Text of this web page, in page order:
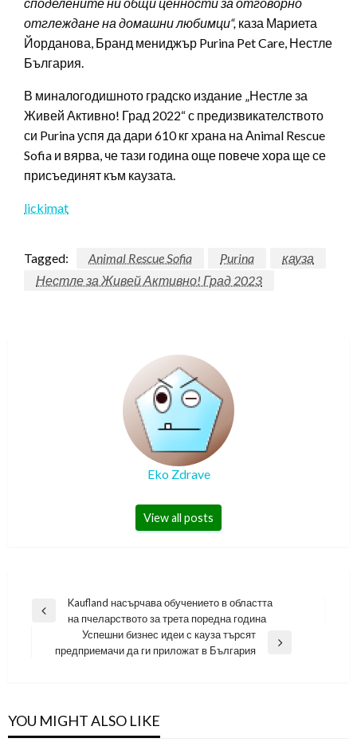
отглеждане на домашни любимци“, каза Мариета
Йорданова, Бранд мениджър Purina Pet Care, Нестле
България.
В миналогодишното градско издание „Нестле за
Живей Активно! Град 2022“ с предизвикателството
си Purina успя да дари 610 кг храна на Аnimal Rescue
Sofia и вярва, че тази година още повече хора ще се
присъединят към каузата.
lickimat
Tagged: Animal Rescue Sofia Purina
кауза
Нестле за Живей Активно! Град 2023
Eko Zdrave
View all posts
Навигация
Previous
Kaufland насърчава обучението в областта
на пчеларството за трета поредна година
Next
Успешни бизнес идеи с кауза търсят
предприемачи да ги приложат в България
YOU MIGHT ALSO LIKE